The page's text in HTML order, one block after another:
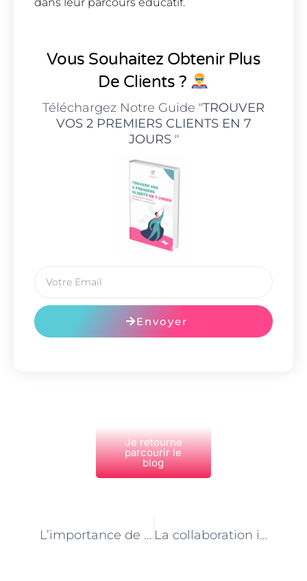
Vous Souhaitez Obtenir Plus
De Clients ?
Téléchargez Notre Guide "TROUVER
VOS 2 PREMIERS CLIENTS EN 7
JOURS"
Envoyer
Je retourne
parcourir le
blog
L’importance de l’orthophoniste dans la rééducation des troubles de la déglutition à Paris La collaboration interdisciplinaire en orthophonie à Paris : une approche globale pour une meilleure prise en charge